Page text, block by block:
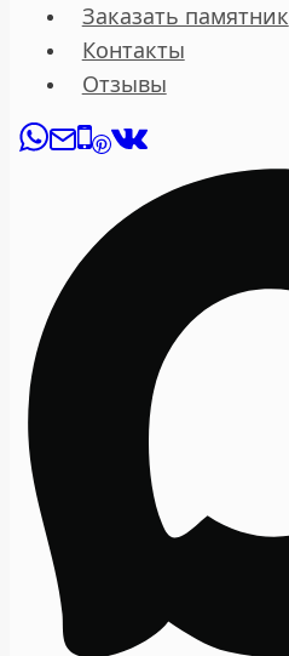
Заказать памятник
Контакты
Отзывы